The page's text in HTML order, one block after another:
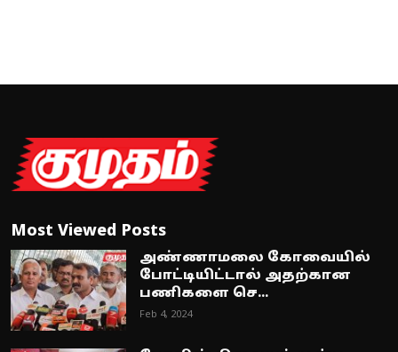
Most Viewed Posts
அண்ணாமலை கோவையில்
போட்டியிட்டால் அதற்கான
பணிகளை செ...
Feb 4, 2024